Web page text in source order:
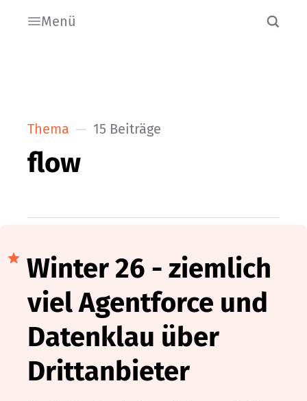
Menü
Thema 15 Beiträge
flow
Winter 26 - ziemlich
viel Agentforce und
Datenklau über
Drittanbieter